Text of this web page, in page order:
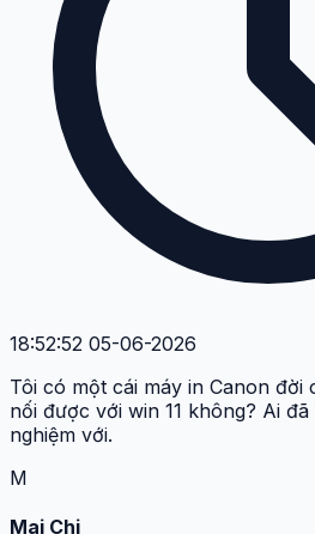
18:52:52 05-06-2026
Tôi có một cái máy in Canon đời
nối được với win 11 không? Ai
nghiệm với.
M
Mai Chi